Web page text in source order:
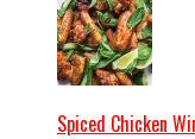
Spiced Chicken